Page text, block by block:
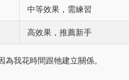
中等效果，需練習
高效果，推薦新手
我花時間跟牠建立關係。